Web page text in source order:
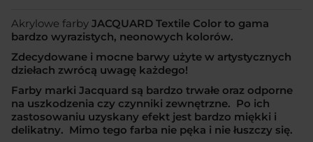
Akrylowe farby JACQUARD Textile Color to gama
bardzo wyrazistych, neonowych kolorów.
Zdecydowane i mocne barwy użyte w artystycznych
dziełach zwrócą uwagę każdego!
Farby marki Jacquard są bardzo trwałe oraz odporne
na uszkodzenia czy czynniki zewnętrzne. Po ich
zastosowaniu uzyskany efekt jest bardzo miękki i
delikatny. Mimo tego farba nie pęka i nie łuszczy się.